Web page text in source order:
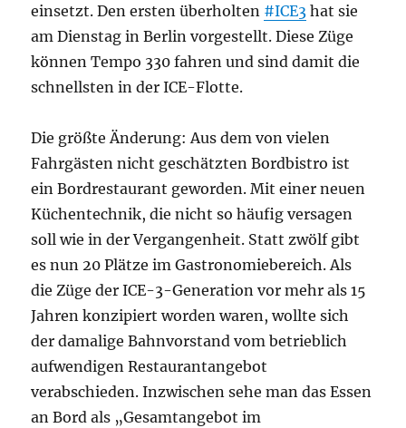
einsetzt. Den ersten überholten #ICE3 hat sie
am Dienstag in Berlin vorgestellt. Diese Züge
können Tempo 330 fahren und sind damit die
schnellsten in der ICE-Flotte.
Die größte Änderung: Aus dem von vielen
Fahrgästen nicht geschätzten Bordbistro ist
ein Bordrestaurant geworden. Mit einer neuen
Küchentechnik, die nicht so häufig versagen
soll wie in der Vergangenheit. Statt zwölf gibt
es nun 20 Plätze im Gastronomiebereich. Als
die Züge der ICE-3-Generation vor mehr als 15
Jahren konzipiert worden waren, wollte sich
der damalige Bahnvorstand vom betrieblich
aufwendigen Restaurantangebot
verabschieden. Inzwischen sehe man das Essen
an Bord als „Gesamtangebot im